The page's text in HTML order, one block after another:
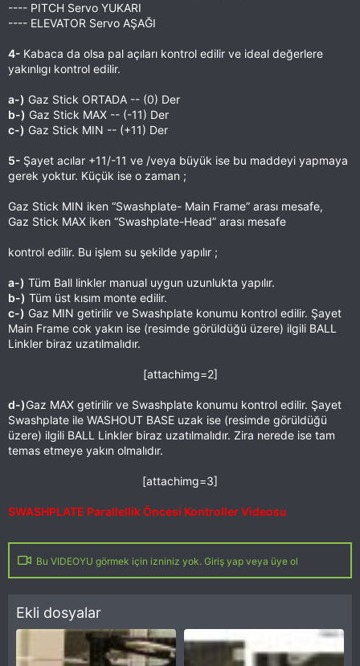
---- PITCH Servo YUKARI
---- ELEVATOR Servo AŞAĞI
4- Kabaca da olsa pal açıları kontrol edilir ve ideal değerlere
yakınlıgı kontrol edilir.
a-) Gaz Stick ORTADA -- (0) Der
b-) Gaz Stick MAX -- (-11) Der
c-) Gaz Stick MIN -- (+11) Der
5- Şayet acılar +11/-11 ve /veya büyük ise bu maddeyi yapmaya
gerek yoktur. Küçük ise o zaman ;
Gaz Stick MIN iken “Swashplate- Main Frame” arası mesafe,
Gaz Stick MAX iken “Swashplate-Head” arası mesafe
kontrol edilir. Bu işlem su şekilde yapılır ;
a-) Tüm Ball linkler manual uygun uzunlukta yapılır.
b-) Tüm üst kısım monte edilir.
c-) Gaz MIN getirilir ve Swashplate konumu kontrol edilir. Şayet
Main Frame cok yakın ise (resimde görüldüğü üzere) ilgili BALL
Linkler biraz uzatılmalıdır.
[attachimg=2]​
d-)Gaz MAX getirilir ve Swashplate konumu kontrol edilir. Şayet
Swashplate ile WASHOUT BASE uzak ise (resimde görüldüğü
üzere) ilgili BALL Linkler biraz uzatılmalıdır. Zira nerede ise tam
temas etmeye yakın olmalıdır.
[attachimg=3]​
SWASHPLATE Parallellik Öncesi Kontroller Videosu
Bu VIDEOYU görmek için izniniz yok. Giriş yap veya üye ol
Ekli dosyalar